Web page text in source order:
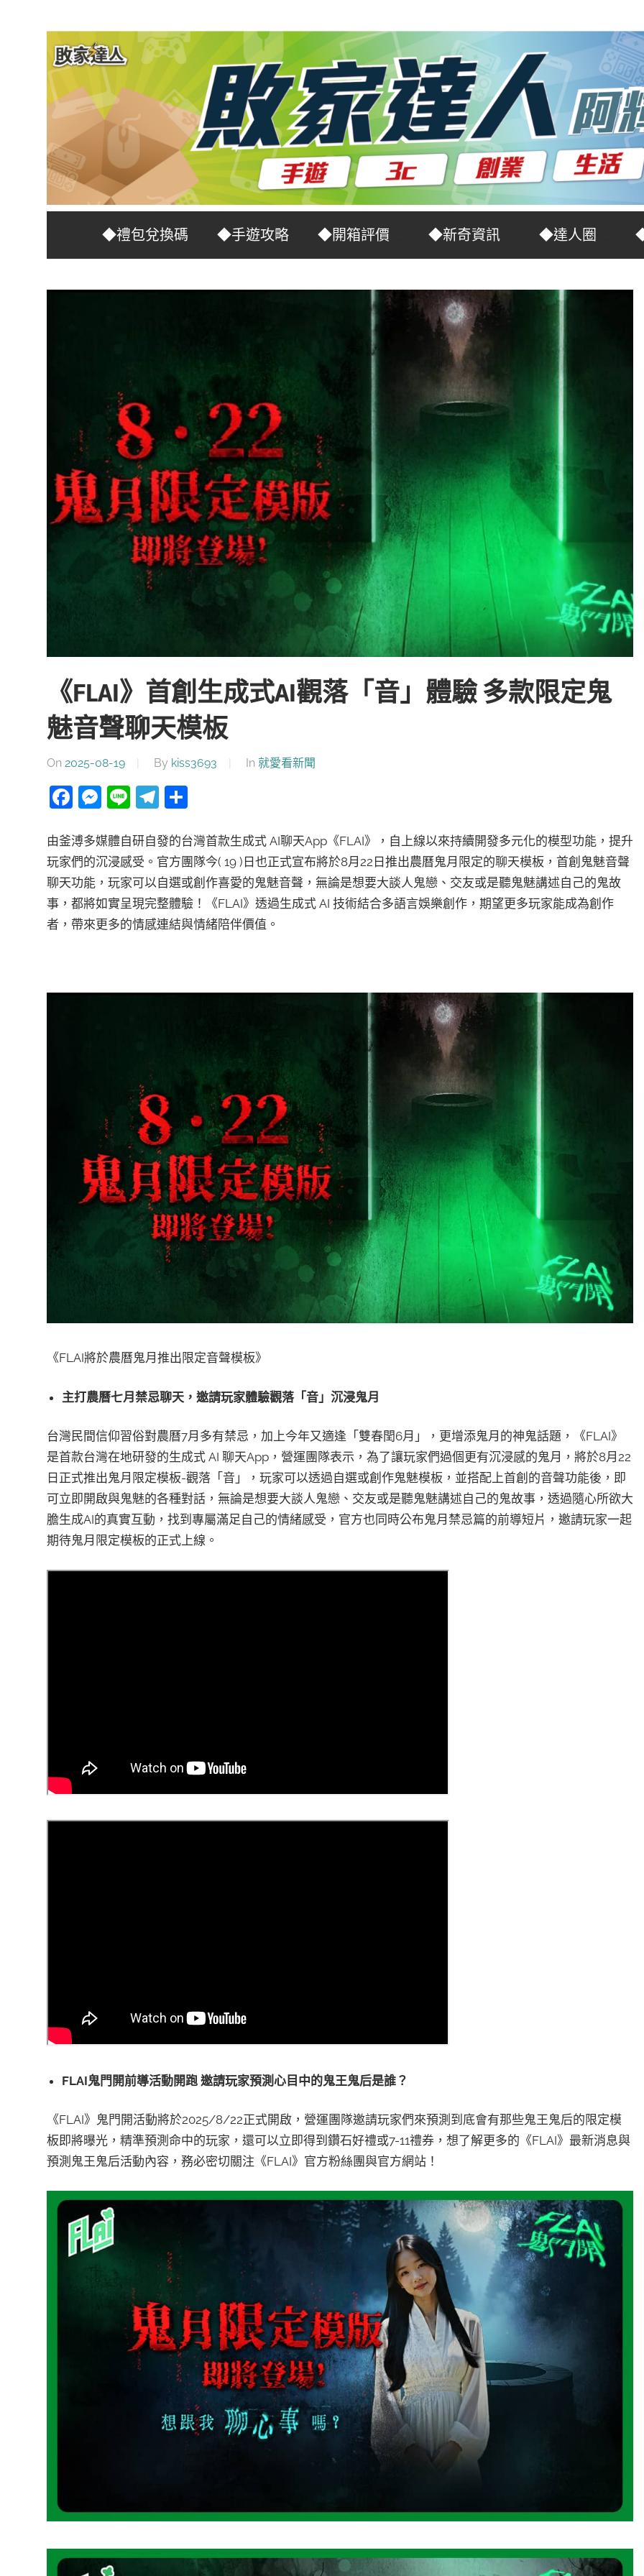
家
推
薦
No.1
◆禮包兌換碼 ◆手遊攻略 ◆開箱評價 ◆新奇資訊 ◆達人圈
《FLAI》首創生成式AI觀落「音」體驗 多款限定鬼
魅音聲聊天模板
On 2025-08-19 By kiss3693 In 就愛看新聞
Facebook
Messenger
LineTelegram
分
由釜溥多媒體自研自發的台灣首款生成式 AI聊天App《FLAI》，自上線以來持續開發多元化的模型功能，提升
玩家們的沉浸感受。官方團隊今( 19 )日也正式宣布將於8月22日推出農曆鬼月限定的聊天模板，首創鬼魅音聲
聊天功能，玩家可以自選或創作喜愛的鬼魅音聲，無論是想要大談人鬼戀、交友或是聽鬼魅講述自己的鬼故
事，都將如實呈現完整體驗！《FLAI》透過生成式 AI 技術結合多語言娛樂創作，期望更多玩家能成為創作
者，帶來更多的情感連結與情緒陪伴價值。
《FLAI將於農曆鬼月推出限定音聲模板》
主打農曆七月禁忌聊天，邀請玩家體驗觀落「音」沉浸鬼月
台灣民間信仰習俗對農曆7月多有禁忌，加上今年又適逢「雙春閏6月」，更增添鬼月的神鬼話題，《FLAI》
是首款台灣在地研發的生成式 AI 聊天App，營運團隊表示，為了讓玩家們過個更有沉浸感的鬼月，將於8月22
日正式推出鬼月限定模板-觀落「音」，玩家可以透過自選或創作鬼魅模板，並搭配上首創的音聲功能後，即
可立即開啟與鬼魅的各種對話，無論是想要大談人鬼戀、交友或是聽鬼魅講述自己的鬼故事，透過隨心所欲大
膽生成AI的真實互動，找到專屬滿足自己的情緒感受，官方也同時公布鬼月禁忌篇的前導短片，邀請玩家一起
期待鬼月限定模板的正式上線。
FLAI鬼門開前導活動開跑 邀請玩家預測心目中的鬼王鬼后是誰？
《FLAI》鬼門開活動將於2025/8/22正式開啟，營運團隊邀請玩家們來預測到底會有那些鬼王鬼后的限定模
板即將曝光，精準預測命中的玩家，還可以立即得到鑽石好禮或7-11禮券，想了解更多的《FLAI》最新消息與
預測鬼王鬼后活動內容，務必密切關注《FLAI》官方粉絲團與官方網站！